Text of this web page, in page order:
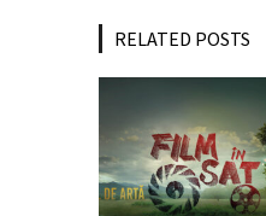
RELATED POSTS